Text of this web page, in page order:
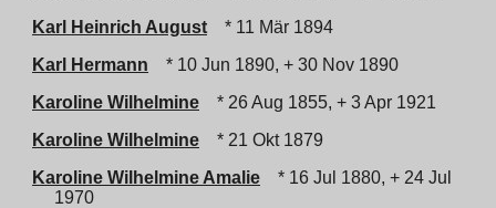
Karl Heinrich August
* 11 Mär 1894
Karl Hermann
* 10 Jun 1890, + 30 Nov 1890
Karoline Wilhelmine
* 26 Aug 1855, + 3 Apr 1921
Karoline Wilhelmine
* 21 Okt 1879
Karoline Wilhelmine Amalie
* 16 Jul 1880, + 24 Jul
1970